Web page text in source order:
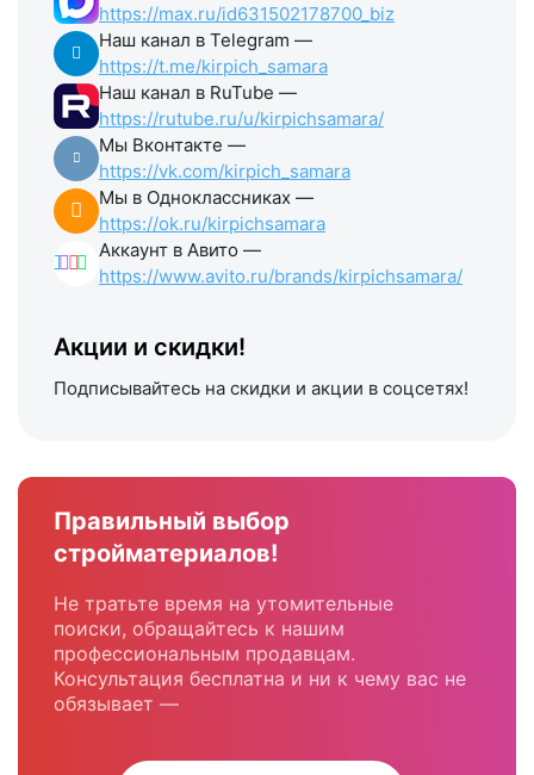
https://max.ru/id631502178700_biz
Наш канал в Telegram —
https://t.me/kirpich_samara
Наш канал в RuTube —
https://rutube.ru/u/kirpichsamara/
Мы Вконтакте —
https://vk.com/kirpich_samara
Мы в Одноклассниках —
https://ok.ru/kirpichsamara
Аккаунт в Авито —
https://www.avito.ru/brands/kirpichsamara/
Акции и скидки!
Подписывайтесь на скидки и акции в соцсетях!
Правильный выбор
стройматериалов!
Не тратьте время на утомительные
поиски, обращайтесь к нашим
профессиональным продавцам.
Консультация бесплатна и ни к чему вас не
обязывает —